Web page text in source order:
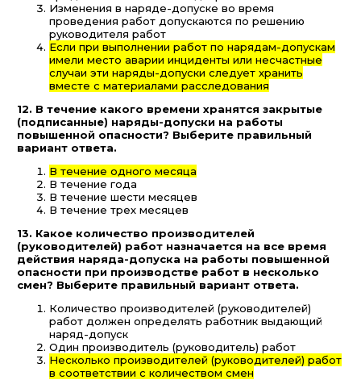
Изменения в наряде-допуске во время
проведения работ допускаются по решению
руководителя работ
Если при выполнении работ по нарядам-допускам
имели место аварии инциденты или несчастные
случаи эти наряды-допуски следует хранить
вместе с материалами расследования
12. В течение какого времени хранятся закрытые
(подписанные) наряды-допуски на работы
повышенной опасности? Выберите правильный
вариант ответа.
В течение одного месяца
В течение года
В течение шести месяцев
В течение трех месяцев
13. Какое количество производителей
(руководителей) работ назначается на все время
действия наряда-допуска на работы повышенной
опасности при производстве работ в несколько
смен? Выберите правильный вариант ответа.
Количество производителей (руководителей)
работ должен определять работник выдающий
наряд-допуск
Один производитель (руководитель) работ
Несколько производителей (руководителей) работ
в соответствии с количеством смен